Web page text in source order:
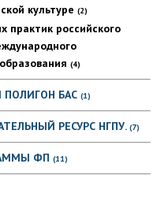
культуре (2)
практик российского
(4)
БАС (1)
РЕСУРС НГПУ. (7)
ФП (11)